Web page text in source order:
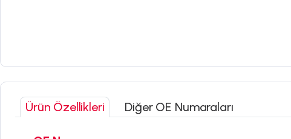
Ürün Özellikleri Diğer OE Numaraları